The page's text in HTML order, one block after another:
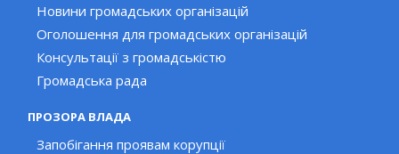
Новини громадських організацій
Оголошення для громадських організацій
Консультації з громадськістю
Громадська рада
ПРОЗОРА ВЛАДА
Запобігання проявам корупції